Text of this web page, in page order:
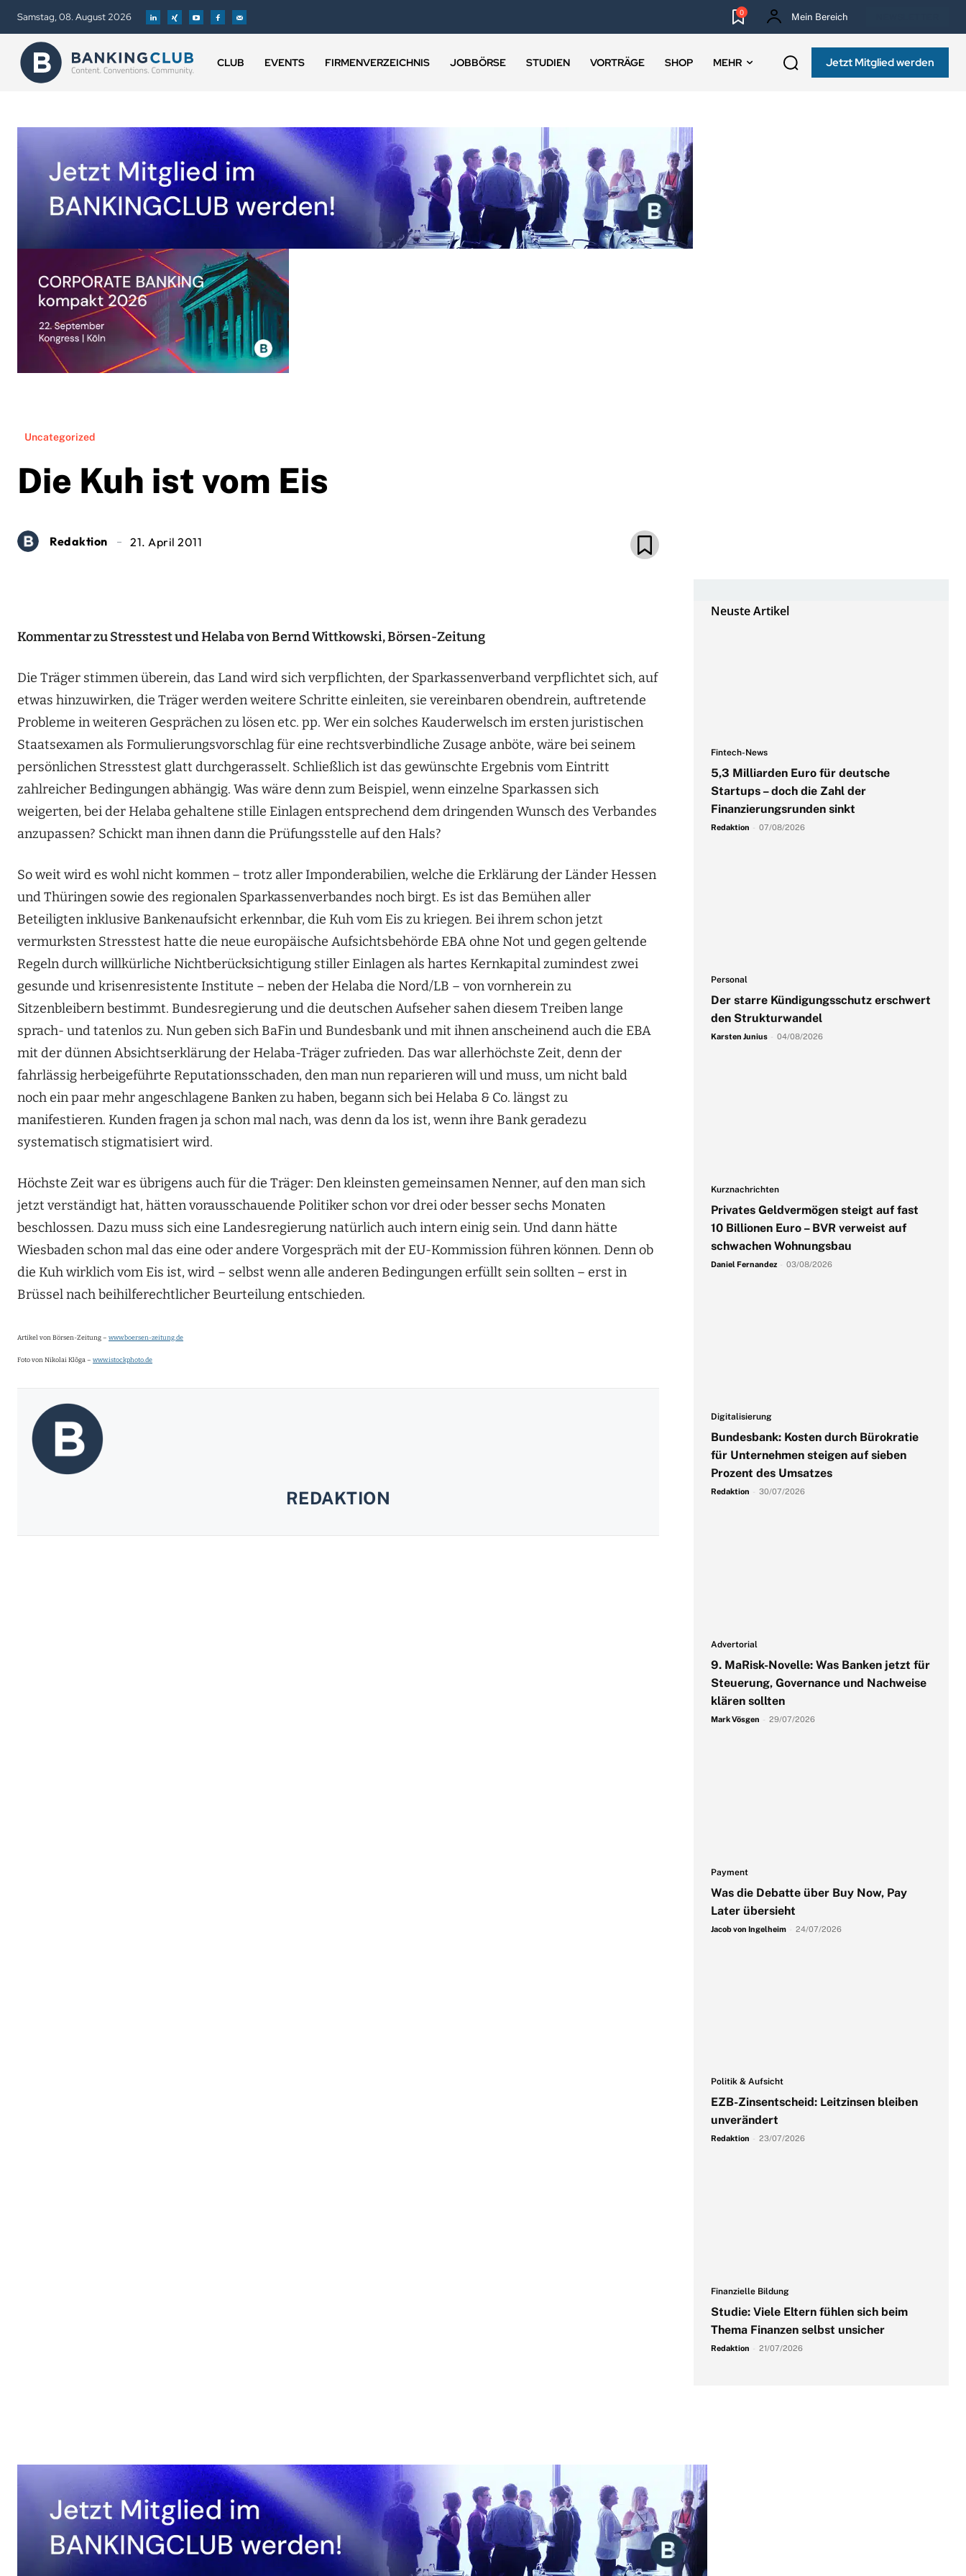
Samstag, 08. August 2026 0 Mein Bereich
CLUB EVENTS FIRMENVERZEICHNIS JOBBÖRSE STUDIEN VORTRÄGE SHOP MEHR Jetzt Mitglied werden
Uncategorized
Die Kuh ist vom Eis
Redaktion 21. April 2011
Kommentar zu Stresstest und Helaba von Bernd Wittkowski, Börsen-Zeitung
Die Träger stimmen überein, das Land wird sich verpflichten, der Sparkassenverband verpflichtet sich, auf
etwas hinzuwirken, die Träger werden weitere Schritte einleiten, sie vereinbaren obendrein, auftretende
Probleme in weiteren Gesprächen zu lösen etc. pp. Wer ein solches Kauderwelsch im ersten juristischen
Staatsexamen als Formulierungsvorschlag für eine rechtsverbindliche Zusage anböte, wäre bei seinem
persönlichen Stresstest glatt durchgerasselt. Schließlich ist das gewünschte Ergebnis vom Eintritt
zahlreicher Bedingungen abhängig. Was wäre denn zum Beispiel, wenn einzelne Sparkassen sich
weigerten, bei der Helaba gehaltene stille Einlagen entsprechend dem dringenden Wunsch des Verbandes
anzupassen? Schickt man ihnen dann die Prüfungsstelle auf den Hals?
So weit wird es wohl nicht kommen – trotz aller Imponderabilien, welche die Erklärung der Länder Hessen
und Thüringen sowie des regionalen Sparkassenverbandes noch birgt. Es ist das Bemühen aller
Beteiligten inklusive Bankenaufsicht erkennbar, die Kuh vom Eis zu kriegen. Bei ihrem schon jetzt
vermurksten Stresstest hatte die neue europäische Aufsichtsbehörde EBA ohne Not und gegen geltende
Regeln durch willkürliche Nichtberücksichtigung stiller Einlagen als hartes Kernkapital zumindest zwei
gesunde und krisenresistente Institute – neben der Helaba die Nord/LB – von vornherein zu
Sitzenbleibern bestimmt. Bundesregierung und die deutschen Aufseher sahen diesem Treiben lange
sprach- und tatenlos zu. Nun geben sich BaFin und Bundesbank und mit ihnen anscheinend auch die EBA
mit der dünnen Absichtserklärung der Helaba-Träger zufrieden. Das war allerhöchste Zeit, denn der
fahrlässig herbeigeführte Reputationsschaden, den man nun reparieren will und muss, um nicht bald
noch ein paar mehr angeschlagene Banken zu haben, begann sich bei Helaba & Co. längst zu
manifestieren. Kunden fragen ja schon mal nach, was denn da los ist, wenn ihre Bank geradezu
systematisch stigmatisiert wird.
Höchste Zeit war es übrigens auch für die Träger: Den kleinsten gemeinsamen Nenner, auf den man sich
jetzt verständigt hat, hätten vorausschauende Politiker schon vor drei oder besser sechs Monaten
beschlossen. Dazu muss sich eine Landesregierung natürlich auch intern einig sein. Und dann hätte
Wiesbaden schon mal das eine oder andere Vorgespräch mit der EU-Kommission führen können. Denn ob
die Kuh wirklich vom Eis ist, wird – selbst wenn alle anderen Bedingungen erfüllt sein sollten – erst in
Brüssel nach beihilferechtlicher Beurteilung entschieden.
Artikel von Börsen-Zeitung – www.boersen-zeitung.de
Foto von Nikolai Klõga – www.istockphoto.de
REDAKTION
Neuste Artikel
Fintech-News
5,3 Milliarden Euro für deutsche
Startups – doch die Zahl der
Finanzierungsrunden sinkt
Redaktion 07/08/2026
Personal
Der starre Kündigungsschutz erschwert
den Strukturwandel
Karsten Junius 04/08/2026
Kurznachrichten
Privates Geldvermögen steigt auf fast
10 Billionen Euro – BVR verweist auf
schwachen Wohnungsbau
Daniel Fernandez 03/08/2026
Digitalisierung
Bundesbank: Kosten durch Bürokratie
für Unternehmen steigen auf sieben
Prozent des Umsatzes
Redaktion 30/07/2026
Advertorial
9. MaRisk-Novelle: Was Banken jetzt für
Steuerung, Governance und Nachweise
klären sollten
Mark Vösgen 29/07/2026
Payment
Was die Debatte über Buy Now, Pay
Later übersieht
Jacob von Ingelheim 24/07/2026
Politik & Aufsicht
EZB-Zinsentscheid: Leitzinsen bleiben
unverändert
Redaktion 23/07/2026
Finanzielle Bildung
Studie: Viele Eltern fühlen sich beim
Thema Finanzen selbst unsicher
Redaktion 21/07/2026